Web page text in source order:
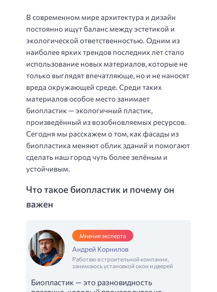
В современном мире архитектура и дизайн
постоянно ищут баланс между эстетикой и
экологической ответственностью. Одним из
наиболее ярких трендов последних лет стало
использование новых материалов, которые не
только выглядят впечатляюще, но и не наносят
вреда окружающей среде. Среди таких
материалов особое место занимает
биопластик — экологичный пластик,
произведённый из возобновляемых ресурсов.
Сегодня мы расскажем о том, как фасады из
биопластика меняют облик зданий и помогают
сделать наш город чуть более зелёным и
устойчивым.
Что такое биопластик и почему он
важен
Мнение эксперта
Андрей Корнилов
Работаю в строительной компании,
занимаюсь установкой окон и дверей
Биопластик — это разновидность